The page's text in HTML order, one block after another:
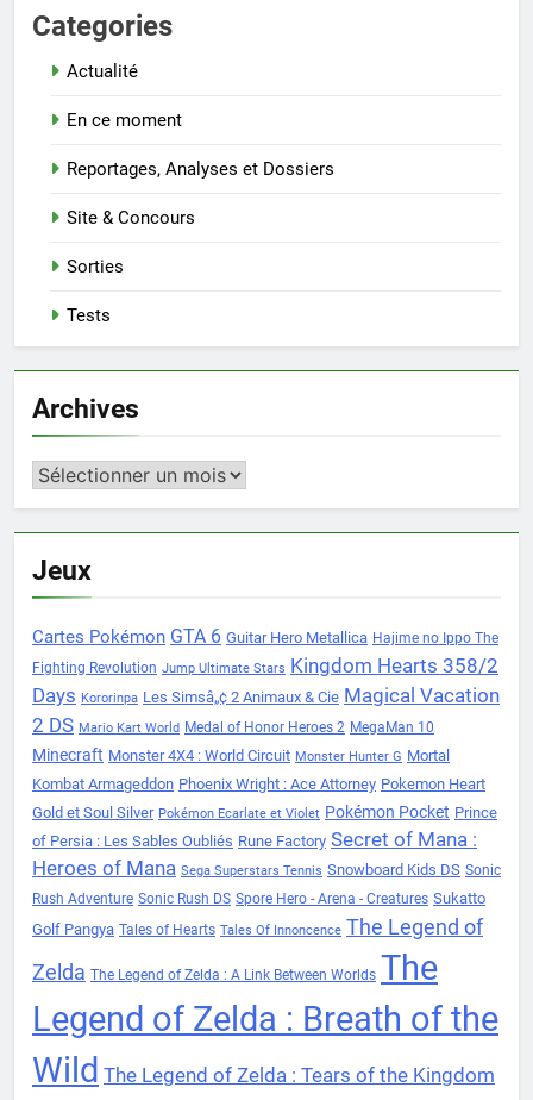
Categories
Actualité
En ce moment
Reportages, Analyses et Dossiers
Site & Concours
Sorties
Tests
Archives
Archives
Jeux
Cartes Pokémon GTA 6 Guitar Hero Metallica Hajime no Ippo The
Fighting Revolution Jump Ultimate Stars Kingdom Hearts 358/2
Days Kororinpa Les Simsâ„¢ 2 Animaux & Cie Magical Vacation
2 DS Mario Kart World Medal of Honor Heroes 2 MegaMan 10
Minecraft Monster 4X4 : World Circuit Monster Hunter G Mortal
Kombat Armageddon Phoenix Wright : Ace Attorney Pokemon Heart
Gold et Soul Silver Pokémon Ecarlate et Violet Pokémon Pocket Prince
of Persia : Les Sables Oubliés Rune Factory Secret of Mana :
Heroes of Mana Sega Superstars Tennis Snowboard Kids DS Sonic
Rush Adventure Sonic Rush DS Spore Hero - Arena - Creatures Sukatto
Golf Pangya Tales of Hearts Tales Of Innoncence The Legend of
Zelda The Legend of Zelda : A Link Between Worlds The
Legend of Zelda : Breath of the
Wild The Legend of Zelda : Tears of the Kingdom